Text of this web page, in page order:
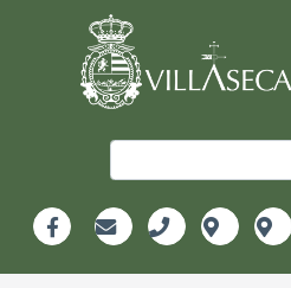
Información
Header